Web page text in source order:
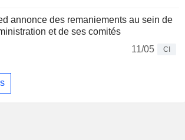
annonce des remaniements au sein de
et de ses comités
11/05
CI